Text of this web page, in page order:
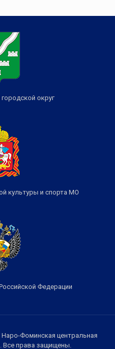
округ
культуры и спорта МО
Федерации
Фоминская центральная
Все права защищены.